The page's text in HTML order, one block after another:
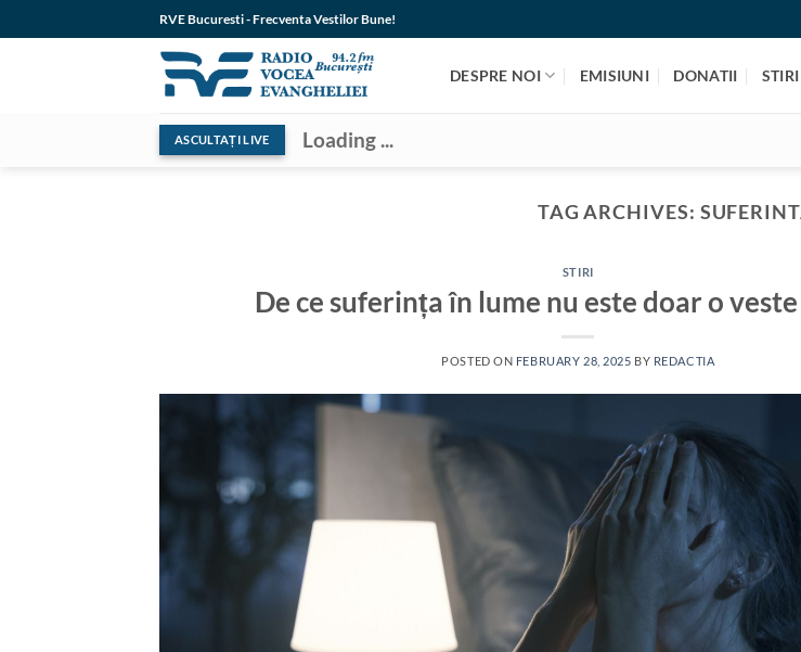
to
RVE Bucuresti - Frecventa Vestilor Bune!
DESPRE NOI EMISIUNI DONATII STIRI
ASCULTAȚI LIVE Loading ...
TAG ARCHIVES:
STIRI
De ce suferința în lume nu este doar o
POSTED ON FEBRUARY 28, 2025 BY REDACTIA